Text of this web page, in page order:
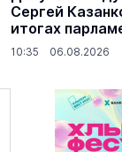
Сергей
итогах
10:35 06.08.2026